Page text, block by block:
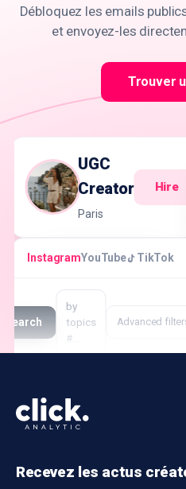
Débloquez les emails
et envoyez-les
Trouver
UGC
Creator
Paris
Hire
InstagramYouTube TikTok
Search
by
topics
#…
Advanced
Recevez les actus